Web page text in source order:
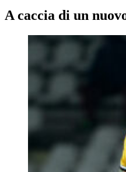
A caccia di un